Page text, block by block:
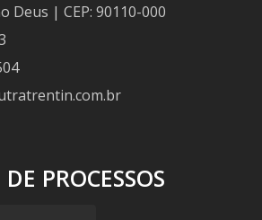
Deus | CEP: 90110-000
PROCESSOS